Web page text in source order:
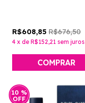
R$608,85 R$676,50
4 x de R$152,21 sem juros
10 %
OFF